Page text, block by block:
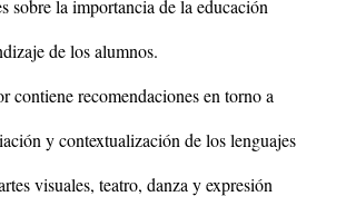
sobre la importancia de la educación
de los alumnos.
contiene recomendaciones en torno a
y contextualización de los lenguajes
visuales, teatro, danza y expresión